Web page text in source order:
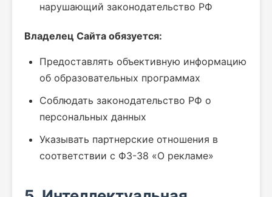
нарушающий законодательство РФ
Владелец Сайта обязуется:
Предоставлять объективную информацию
об образовательных программах
Соблюдать законодательство РФ о
персональных данных
Указывать партнерские отношения в
соответствии с ФЗ-38 «О рекламе»